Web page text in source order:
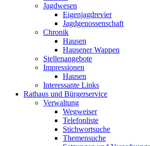
Jagdwesen
Eigenjagdrevier
Jagdgenossenschaft
Chronik
Hausen
Hausener Wappen
Stellenangebote
Impressionen
Hausen
Interessante Links
Rathaus und Bürgerservice
Verwaltung
Wegweiser
Telefonliste
Stichwortsuche
Themensuche